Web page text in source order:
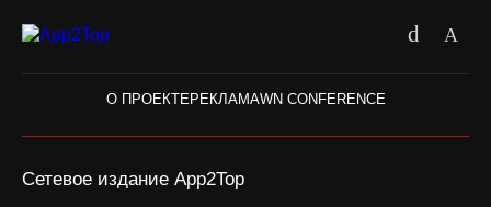
О ПРОЕКТЕРЕКЛАМАWN CONFERENCE
Сетевое издание App2Top